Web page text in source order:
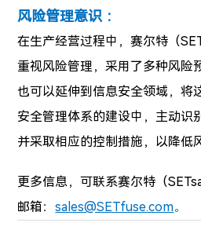
风险管理意识 ：
在生产经营过程中，赛尔特（
重视风险管理，采用了多种风险
也可以延伸到信息安全领域，将
安全管理体系的建设中，主动识
并采取相应的控制措施，以降低
更多信息，可联系赛尔特（
邮箱：sales@SETfuse.com。